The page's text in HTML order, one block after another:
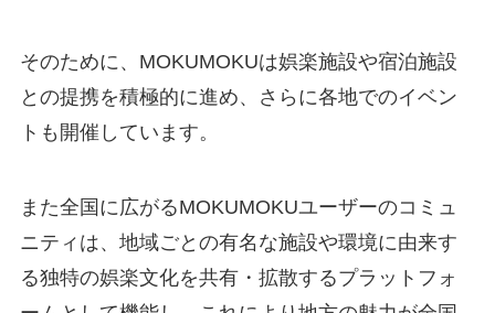
そのために、MOKUMOKUは娯楽施設や宿泊施設
との提携を積極的に進め、さらに各地でのイベン
トも開催しています。
また全国に広がるMOKUMOKUユーザーのコミュ
ニティは、地域ごとの有名な施設や環境に由来す
る独特の娯楽文化を共有・拡散するプラットフォ